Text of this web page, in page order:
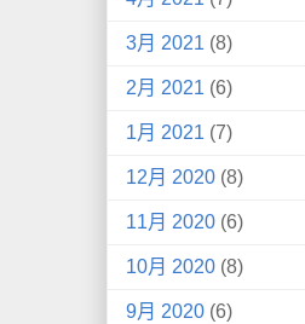
3月 2021 (8)
2月 2021 (6)
1月 2021 (7)
12月 2020 (8)
11月 2020 (6)
10月 2020 (8)
9月 2020 (6)